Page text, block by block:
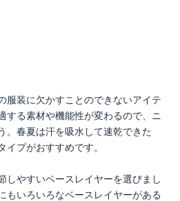
服装に欠かすことのできないアイテ
する素材や機能性が変わるので、ニ
。春夏は汗を吸水して速乾できた
イプがおすすめです。
しやすいベースレイヤーを選びまし
もいろいろなベースレイヤーがある